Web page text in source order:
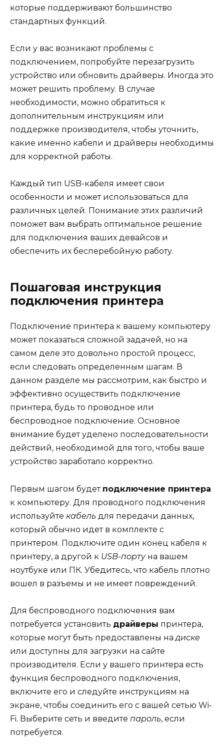
которые поддерживают большинство
стандартных функций.
Если у вас возникают проблемы с
подключением, попробуйте перезагрузить
устройство или обновить драйверы. Иногда это
может решить проблему. В случае
необходимости, можно обратиться к
дополнительным инструкциям или
поддержке производителя, чтобы уточнить,
какие именно кабели и драйверы необходимы
для корректной работы.
Каждый тип USB-кабеля имеет свои
особенности и может использоваться для
различных целей. Понимание этих различий
поможет вам выбрать оптимальное решение
для подключения ваших девайсов и
обеспечить их бесперебойную работу.
Пошаговая инструкция
подключения принтера
Подключение принтера к вашему компьютеру
может показаться сложной задачей, но на
самом деле это довольно простой процесс,
если следовать определенным шагам. В
данном разделе мы рассмотрим, как быстро и
эффективно осуществить подключение
принтера, будь то проводное или
беспроводное подключение. Основное
внимание будет уделено последовательности
действий, необходимой для того, чтобы ваше
устройство заработало корректно.
Первым шагом будет подключение принтера
к компьютеру. Для проводного подключения
используйте кабель для передачи данных,
который обычно идет в комплекте с
принтером. Подключите один конец кабеля к
принтеру, а другой к USB-портуна вашем
ноутбуке или ПК. Убедитесь, что кабель плотно
вошел в разъемы и не имеет повреждений.
Для беспроводного подключения вам
потребуется установить драйверы принтера,
которые могут быть предоставлены надиске
или доступны для загрузки на сайте
производителя. Если у вашего принтера есть
функция беспроводного подключения,
включите его и следуйте инструкциям на
экране, чтобы соединить его с вашей сетью Wi-
Fi. Выберите сеть и введите пароль, если
потребуется.